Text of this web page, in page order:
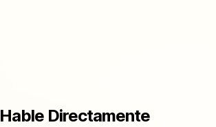
Directamente